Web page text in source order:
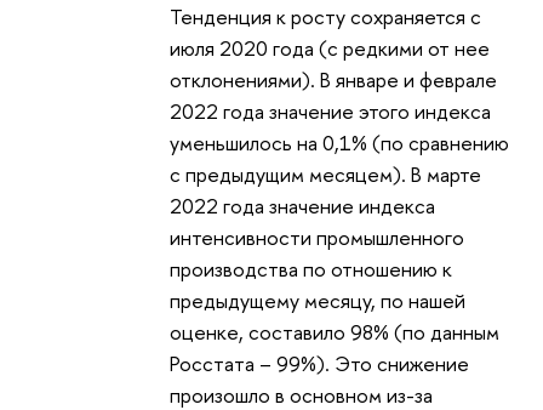
Тенденция к росту сохраняется с
июля 2020 года (с редкими от нее
отклонениями). В январе и феврале
2022 года значение этого индекса
уменьшилось на 0,1% (по сравнению
с предыдущим месяцем). В марте
2022 года значение индекса
интенсивности промышленного
производства по отношению к
предыдущему месяцу, по нашей
оценке, составило 98% (по данным
Росстата – 99%). Это снижение
произошло в основном из-за